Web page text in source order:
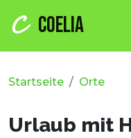
COELIA
Startseite Orte
Urlaub mit